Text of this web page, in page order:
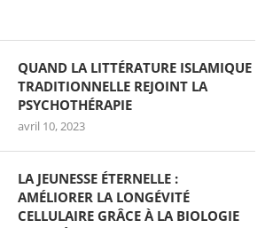
QUAND LA LITTÉRATURE ISLAMIQUE
TRADITIONNELLE REJOINT LA
PSYCHOTHÉRAPIE
avril 10, 2023
LA JEUNESSE ÉTERNELLE :
AMÉLIORER LA LONGÉVITÉ
CELLULAIRE GRÂCE À LA BIOLOGIE